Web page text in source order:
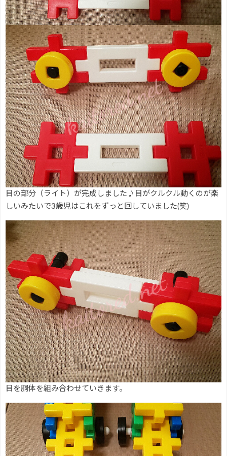
目の部分（ライト）が完成しました♪目がクルクル動くのが楽
しいみたいで3歳児はこれをずっと回していました(笑)
目を胴体を組み合わせていきます。